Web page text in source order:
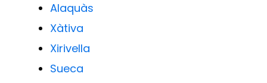
Alaquàs
Xàtiva
Xirivella
Sueca